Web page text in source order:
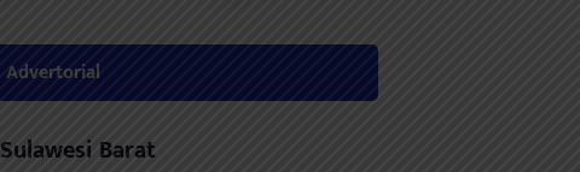
Advertorial
Sulawesi Barat